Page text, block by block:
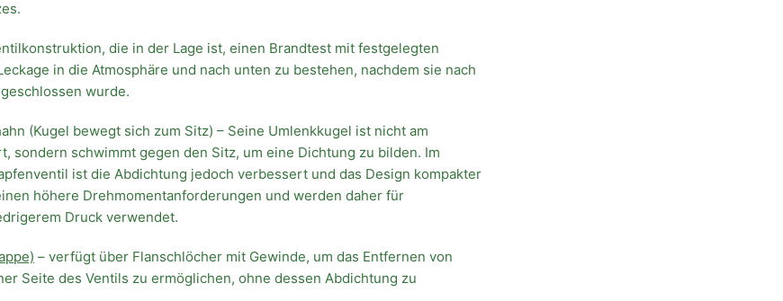
die in der Lage ist, einen Brandtest mit festgelegten
in die Atmosphäre und nach unten zu bestehen, nachdem sie nach
wurde.
(Kugel bewegt sich zum Sitz) – Seine Umlenkkugel ist nicht am
sondern schwimmt gegen den Sitz, um eine Dichtung zu bilden. Im
ist die Abdichtung jedoch verbessert und das Design kompakter
höhere Drehmomentanforderungen und werden daher für
Druck verwendet.
– verfügt über Flanschlöcher mit Gewinde, um das Entfernen von
Seite des Ventils zu ermöglichen, ohne dessen Abdichtung zu